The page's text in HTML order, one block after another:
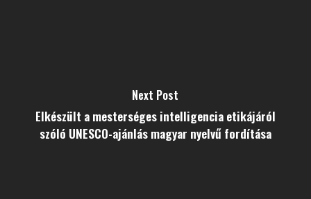
Next Post
Elkészült a mesterséges intelligencia etikájáról
szóló UNESCO-ajánlás magyar nyelvű fordítása